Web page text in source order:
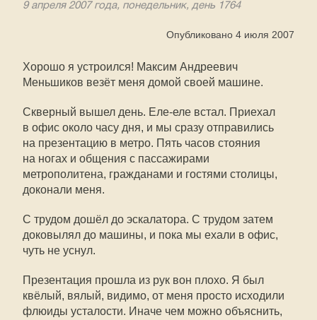
9 апреля 2007 года, понедельник, день 1764
Опубликовано 4 июля 2007
Хорошо я устроился! Максим Андреевич
Меньшиков везёт меня домой своей машине.
Скверный вышел день. Еле-еле встал. Приехал
в офис около часу дня, и мы сразу отправились
на презентацию в метро. Пять часов стояния
на ногах и общения с пассажирами
метрополитена, гражданами и гостями столицы,
доконали меня.
С трудом дошёл до эскалатора. С трудом затем
доковылял до машины, и пока мы ехали в офис,
чуть не уснул.
Презентация прошла из рук вон плохо. Я был
квёлый, вялый, видимо, от меня просто исходили
флюиды усталости. Иначе чем можно объяснить,